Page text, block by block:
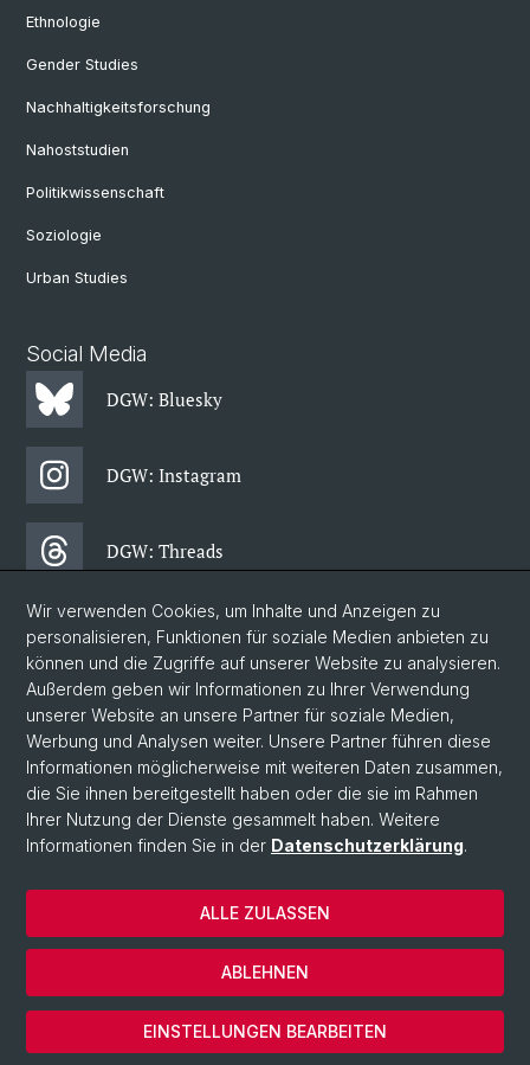
Ethnologie
Gender Studies
Nachhaltigkeitsforschung
Nahoststudien
Politikwissenschaft
Soziologie
Urban Studies
Social Media
DGW: Bluesky
DGW: Instagram
DGW: Threads
DGW: Facebook
DGW: Newsletter
© Universität Basel
Philosophisch-Historische Fakultät
Departement Gesellschaftswissenschaften
Home
Datenschutzerklärung
Wir verwenden Cookies, um Inhalte und Anzeigen zu
personalisieren, Funktionen für soziale Medien anbieten zu
können und die Zugriffe auf unserer Website zu analysieren.
Außerdem geben wir Informationen zu Ihrer Verwendung
unserer Website an unsere Partner für soziale Medien,
Werbung und Analysen weiter. Unsere Partner führen diese
Informationen möglicherweise mit weiteren Daten zusammen,
die Sie ihnen bereitgestellt haben oder die sie im Rahmen
Ihrer Nutzung der Dienste gesammelt haben. Weitere
Informationen finden Sie in der Datenschutzerklärung.
EINSTELLUNGEN BEARBEITEN
ABLEHNEN
ALLE ZULASSEN